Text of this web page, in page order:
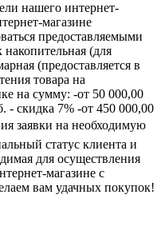
нашего интернет-
магазине
предоставляемыми
(для
(предоставляется в
товара на
на сумму: -от 50 000,00
- скидка 7% -от 450 000,00
заявки на необходимую
статус клиента и
для осуществления
магазине с
вам удачных покупок!